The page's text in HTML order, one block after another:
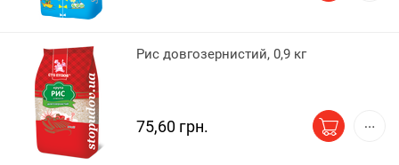
Рис довгозернистий, 0,9 кг
75,60 грн.